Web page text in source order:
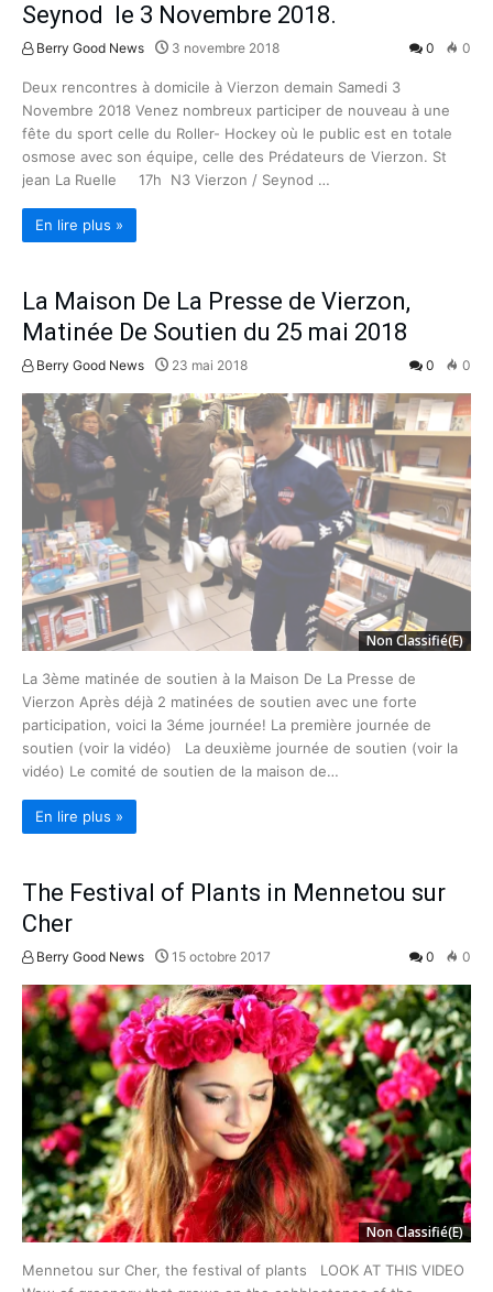
Seynod le 3 Novembre 2018.
Berry Good News 3 novembre 2018 0 0
Deux rencontres à domicile à Vierzon demain Samedi 3
Novembre 2018 Venez nombreux participer de nouveau à une
fête du sport celle du Roller- Hockey où le public est en totale
osmose avec son équipe, celle des Prédateurs de Vierzon. St
jean La Ruelle 17h N3 Vierzon / Seynod …
En lire plus »
La Maison De La Presse de Vierzon,
Matinée De Soutien du 25 mai 2018
Berry Good News 23 mai 2018 0 0
Non Classifié(e)
La 3ème matinée de soutien à la Maison De La Presse de
Vierzon Après déjà 2 matinées de soutien avec une forte
participation, voici la 3éme journée! La première journée de
soutien (voir la vidéo) La deuxième journée de soutien (voir la
vidéo) Le comité de soutien de la maison de…
En lire plus »
The Festival of Plants in Mennetou sur
Cher
Berry Good News 15 octobre 2017 0 0
Non Classifié(e)
Mennetou sur Cher, the festival of plants LOOK AT THIS VIDEO